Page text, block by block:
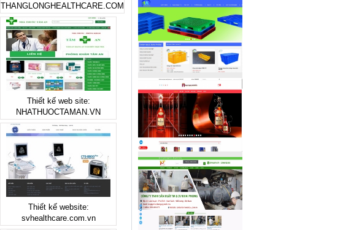
THANGLONGHEALTHCARE.COM
Thiết kế web site:
NHATHUOCTAMAN.VN
Thiết kế website:
svhealthcare.com.vn